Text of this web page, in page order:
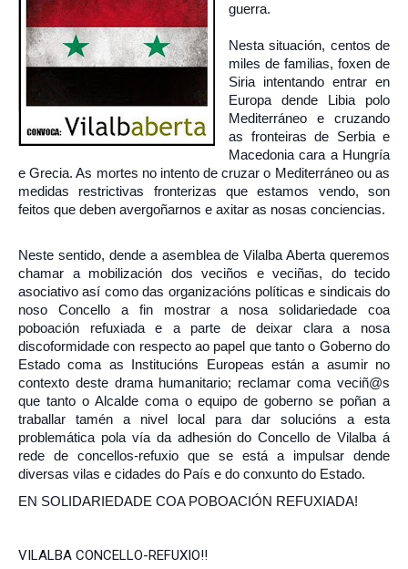
guerra.
Nesta situación, centos de
miles de familias, foxen de
Siria intentando entrar en
Europa dende Libia polo
Mediterráneo e cruzando
as fronteiras de Serbia e
Macedonia cara a Hungría
e Grecia. As mortes no intento de cruzar o Mediterráneo ou as
medidas restrictivas fronterizas que estamos vendo, son
feitos que deben avergoñarnos e axitar as nosas conciencias.
Neste sentido, dende a asemblea de Vilalba Aberta queremos
chamar a mobilización dos veciños e veciñas, do tecido
asociativo así como das organizacións políticas e sindicais do
noso Concello a fin mostrar a nosa solidariedade coa
poboación refuxiada e a parte de deixar clara a nosa
discoformidade con respecto ao papel que tanto o Goberno do
Estado coma as Institucións Europeas están a asumir no
contexto deste drama humanitario; reclamar coma veciñ@s
que tanto o Alcalde coma o equipo de goberno se poñan a
traballar tamén a nivel local para dar solucións a esta
problemática pola vía da adhesión do Concello de Vilalba á
rede de concellos-refuxio que se está a impulsar dende
diversas vilas e cidades do País e do conxunto do Estado.
EN SOLIDARIEDADE COA POBOACIÓN REFUXIADA!
VILALBA CONCELLO-REFUXIO!!